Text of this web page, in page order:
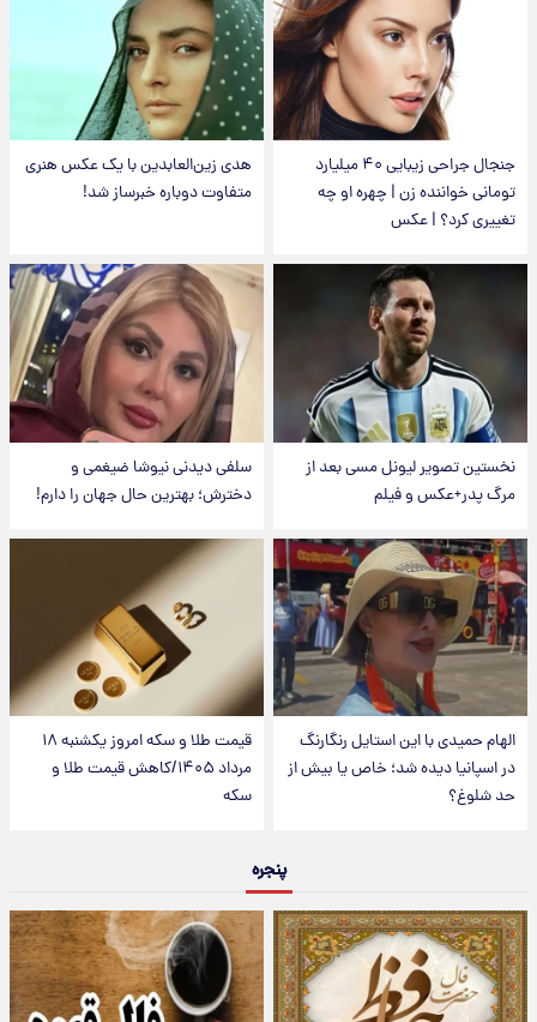
جنجال جراحی زیبایی ۴۰ میلیارد
تومانی خواننده زن | چهره او چه
تغییری کرد؟ | عکس
هدی زین‌العابدین با یک عکس هنری
متفاوت دوباره خبرساز شد!
نخستین تصویر لیونل مسی بعد از
مرگ پدر+عکس و فیلم
سلفی دیدنی نیوشا ضیغمی و
دخترش؛ بهترین حال جهان را دارم!
الهام حمیدی با این استایل رنگارنگ
در اسپانیا دیده شد؛ خاص یا بیش از
حد شلوغ؟
قیمت طلا و سکه امروز یکشنبه ۱۸
مرداد ۱۴۰۵/کاهش قیمت طلا و
سکه
پنجره